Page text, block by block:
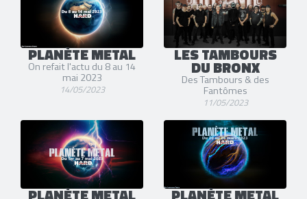
PLANÈTE METAL
On refait l'actu du 8 au 14
mai 2023
14/05/2023
LES TAMBOURS
DU BRONX
Des Tambours & des
Fantômes
11/05/2023